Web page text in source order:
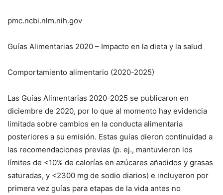
pmc.ncbi.nlm.nih.gov
Guías Alimentarias 2020 – Impacto en la dieta y la salud
Comportamiento alimentario (2020-2025)
Las Guías Alimentarias 2020-2025 se publicaron en
diciembre de 2020, por lo que al momento hay evidencia
limitada sobre cambios en la conducta alimentaria
posteriores a su emisión. Estas guías dieron continuidad a
las recomendaciones previas (p. ej., mantuvieron los
límites de <10% de calorías en azúcares añadidos y grasas
saturadas, y <2300 mg de sodio diarios) e incluyeron por
primera vez guías para etapas de la vida antes no